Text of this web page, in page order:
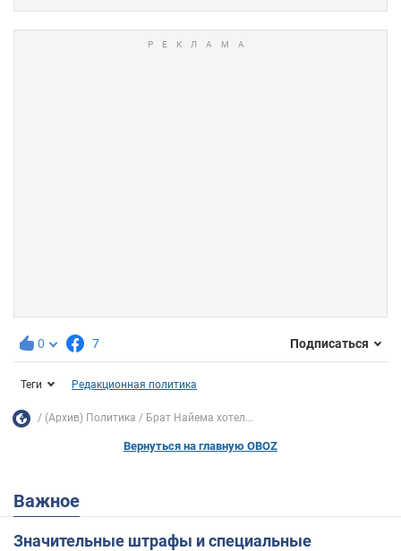
0 7 Подписаться
Теги Редакционная политика
(Архив) Политика Брат Найема хотел...
Вернуться на главную OBOZ
Важное
Значительные штрафы и специальные